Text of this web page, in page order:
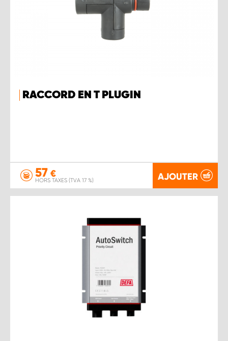
RACCORD EN T PLUGIN
57 €
HORS TAXES (TVA 17 %) AJOUTER